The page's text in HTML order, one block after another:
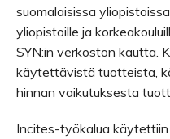
suomalaisissa
yliopistoille ja
SYN:in verkoston kautta.
käytettävistä tuotteista,
hinnan vaikutuksesta
Incites-työkalua käytettiin